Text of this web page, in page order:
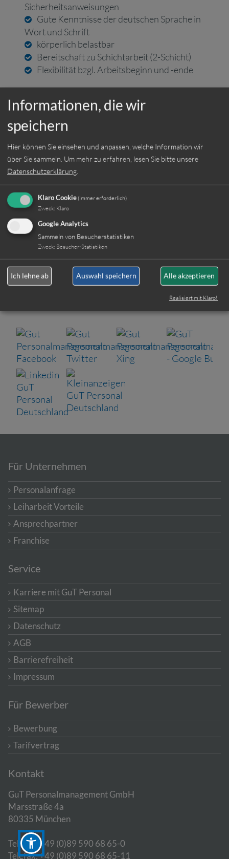
Sicherheitsanweisungen
Gute Kenntnisse der deutschen Sprache in
Wort und Schrift
körperlich belastbar
Bereitschaft zu Schichtarbeit (2-Schicht)
Flexibilität bzgl. Arbeitsbeginn und -ende
Einsatzort:Ottobrunn
Beschäftigungsart:
Jetzt online bewerben
Weitere Jobs
Oder rufen Sie uns einfach an:
+49 (0)89 590 68 65-0
Für Unternehmen
Personalanfrage
Leiharbeit Vorteile
Ansprechpartner
Franchise
Service
Karriere mit GuT Personal
Sitemap
Datenschutz
AGB
Barrierefreiheit
Impressum
Für Bewerber
Bewerbung
Tarifvertrag
Kontakt
GuT Personalmanagement GmbH
Marsstraße 4a
80335 München
Telefon: +49 (0)89 590 68 65-0
Telefax: +49 (0)89 590 68 65-11
Informationen, die wir
speichern
Hier können Sie einsehen und anpassen, welche Information wir
über Sie sammeln. Um mehr zu erfahren, lesen Sie bitte unsere
Datenschutzerklärung.
Klaro Cookie (immer erforderlich)
Zweck: Klaro
Google Analytics
Sammeln von Besucherstatistiken
Zweck: Besucher-Statistiken
Ich lehne ab Auswahl speichern Alle akzeptieren
Realisiert mit Klaro!